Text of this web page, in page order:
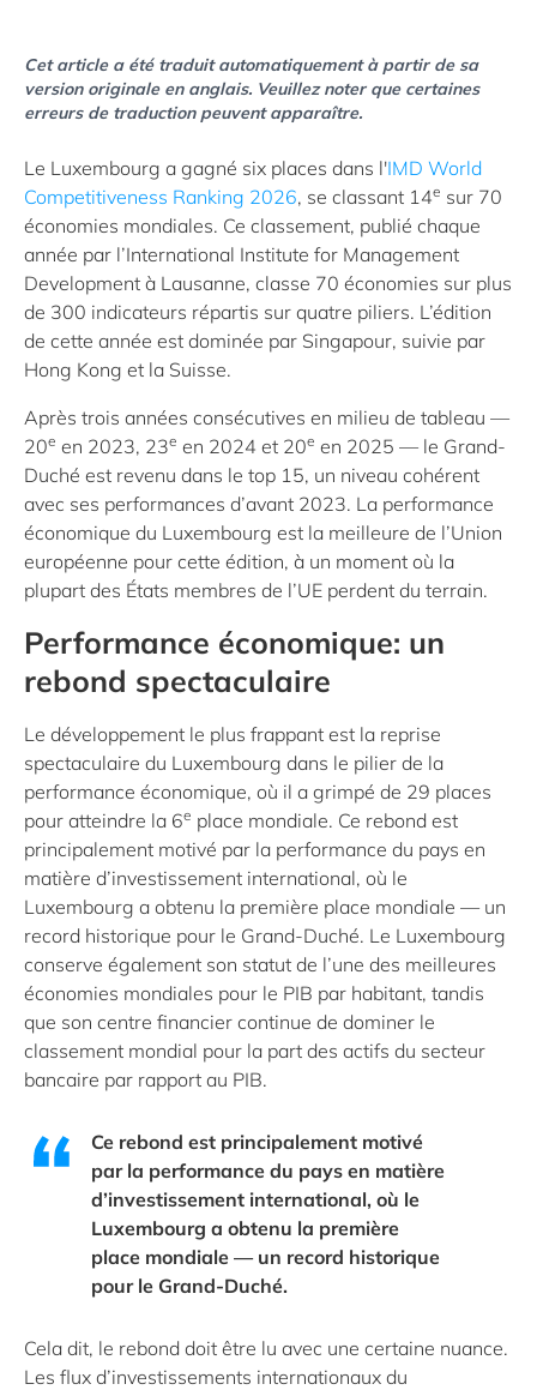
Cet article a été traduit automatiquement à partir de sa
version originale en anglais. Veuillez noter que certaines
erreurs de traduction peuvent apparaître.
Le Luxembourg a gagné six places dans l'IMD World
Competitiveness Ranking 2026, se classant 14e sur 70
économies mondiales. Ce classement, publié chaque
année par l’International Institute for Management
Development à Lausanne, classe 70 économies sur plus
de 300 indicateurs répartis sur quatre piliers. L’édition
de cette année est dominée par Singapour, suivie par
Hong Kong et la Suisse.
Après trois années consécutives en milieu de tableau —
20e en 2023, 23e en 2024 et 20e en 2025 — le Grand-
Duché est revenu dans le top 15, un niveau cohérent
avec ses performances d’avant 2023. La performance
économique du Luxembourg est la meilleure de l’Union
européenne pour cette édition, à un moment où la
plupart des États membres de l’UE perdent du terrain.
Performance économique: un
rebond spectaculaire
Le développement le plus frappant est la reprise
spectaculaire du Luxembourg dans le pilier de la
performance économique, où il a grimpé de 29 places
pour atteindre la 6e place mondiale. Ce rebond est
principalement motivé par la performance du pays en
matière d’investissement international, où le
Luxembourg a obtenu la première place mondiale — un
record historique pour le Grand-Duché. Le Luxembourg
conserve également son statut de l’une des meilleures
économies mondiales pour le PIB par habitant, tandis
que son centre financier continue de dominer le
classement mondial pour la part des actifs du secteur
bancaire par rapport au PIB.
Ce rebond est principalement motivé
par la performance du pays en matière
d’investissement international, où le
Luxembourg a obtenu la première
place mondiale — un record historique
pour le Grand-Duché.
Cela dit, le rebond doit être lu avec une certaine nuance.
Les flux d’investissements internationaux du